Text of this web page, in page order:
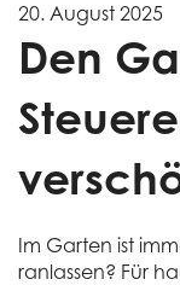
20. August 2025
Den
Im Garten ist
ranlassen? Für